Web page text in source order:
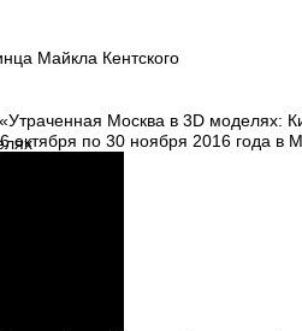
Майкла Кентского
Москва в 3D моделях:
октября по 30 ноября 2016 года в